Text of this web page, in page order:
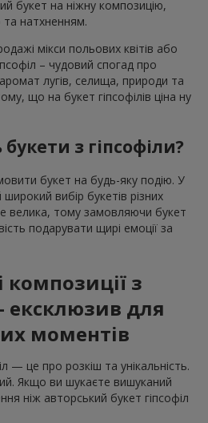
букет на ніжну композицію,
натхненням.
мікси польових квітів або
– чудовий спогад про
аромат лугів, селища, природи та
що на букет гіпсофілів ціна ну
з гіпсофіли?
букет на будь-яку подію. У
вибір букетів різних
велика, тому замовляючи букет
подарувати щирі емоції за
композиції з
ексклюзив для
моментів
— це про розкіш та унікальність.
Якщо ви шукаєте вишуканий
ніж авторський букет гіпсофіл